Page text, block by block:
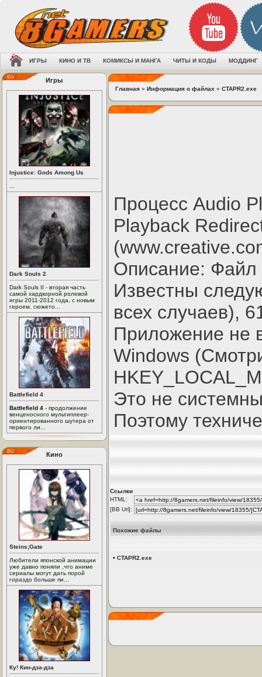
ИГРЫ КИНО И ТВ КОМИКСЫ И МАНГА ЧИТЫ И КОДЫ МОДДИНГ
Игры
Injustice: Gods Among Us
Dark Souls 2
Dark Souls II - вторая часть
самой хардкорной ролевой
игры 2011-2012 года, с новым
героем, сюжето...
Battlefield 4
Battlefield 4 - продолжение
венценосного мультиплеер-
ориентированного шутера от
первого ли...
Кино
Steins;Gate
Любители японской анимации
уже давно поняли ,что аниме
сериалы могут дать порой
гораздо больше пи...
Ку! Кин-дза-дза
Главная » Информация о файлах » CTAPR2.exe
Процесс Audio
Playback
Описание: Файл
Известны
всех случаев),
Приложение не
Windows
Это не
Поэтому
Ссылки
HTML:
[BB Url]:
Похожие файлы
• CTAPR2.exe